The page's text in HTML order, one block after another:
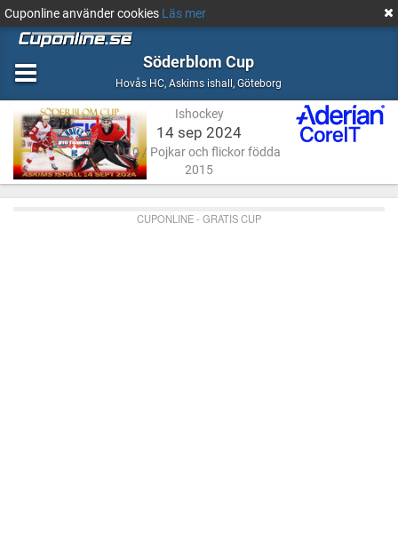
Cuponline använder cookies Läs mer
Söderblom Cup
Hovås HC,Ishockey
Askims ishall, Göteborg
ishall,
Göteborg
Ishockey
14 sep 2024
U10 / Pojkar och flickor födda
2015
CUPONLINE - GRATIS CUP